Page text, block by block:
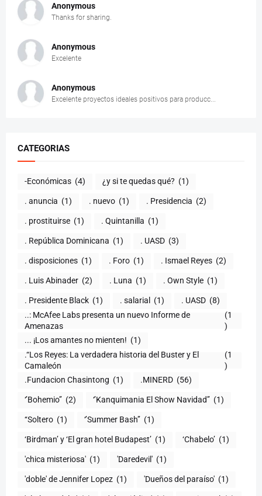
Anonymous
Thanks for sharing.
Anonymous
Excelente
Anonymous
Excelente proyectos ideales positivos para producc...
CATEGORIAS
-Económicas (4) ¿y si te quedas qué? (1)
. anuncia (1) . nuevo (1) . Presidencia (2)
. prostituirse (1) . Quintanilla (1)
. República Dominicana (1) . UASD (3)
. disposiciones (1) . Foro (1) . Ismael Reyes (2)
. Luis Abinader (2) . Luna (1) . Own Style (1)
. Presidente Black (1) . salarial (1) . UASD (8)
..: McAfee Labs presenta un nuevo Informe de
(1
)
... ¡Los amantes no mienten! (1)
.“Los Reyes: La verdadera historia del Buster y El
Camaleón
(1
)
.Fundacion Chasintong (1) .MINERD (56)
‘’Bohemio’’ (2) ‘’Kanquimania El Show Navidad’’ (1)
‘‘Soltero (1) ‘’Summer Bash’’ (1)
‘Birdman’ y ‘El gran hotel Budapest’ (1) ‘Chabelo’ (1)
'chica misteriosa' (1) 'Daredevil' (1)
'doble' de Jennifer Lopez (1) 'Dueños del paraíso' (1)